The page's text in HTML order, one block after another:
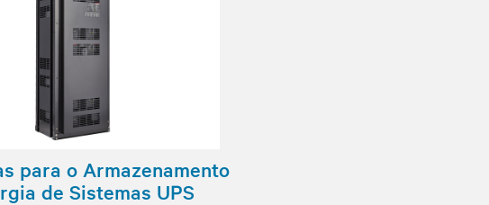
para o Armazenamento
de Sistemas UPS